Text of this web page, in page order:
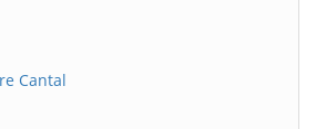
Cantal